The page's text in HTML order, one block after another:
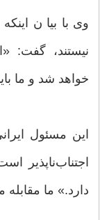
وی با بیا ن
نیستند، گفت:
خواهد شد و ما
این مسئول
اجتناب‌ناپذیر
دارد.» ما